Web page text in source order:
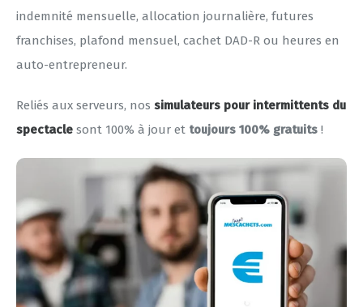
indemnité mensuelle, allocation journalière, futures
franchises, plafond mensuel, cachet DAD-R ou heures en
auto-entrepreneur.
Reliés aux serveurs, nos simulateurs pour intermittents du
spectacle sont 100% à jour et toujours 100% gratuits !